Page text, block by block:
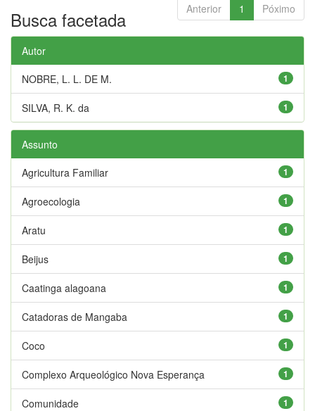
Anterior 1 Póximo
Busca facetada
Autor
1
NOBRE, L. L. DE M.
1
SILVA, R. K. da
Assunto
1
Agricultura Familiar
1
Agroecologia
1
Aratu
1
Beijus
1
Caatinga alagoana
1
Catadoras de Mangaba
1
Coco
1
Complexo Arqueológico Nova Esperança
1
Comunidade